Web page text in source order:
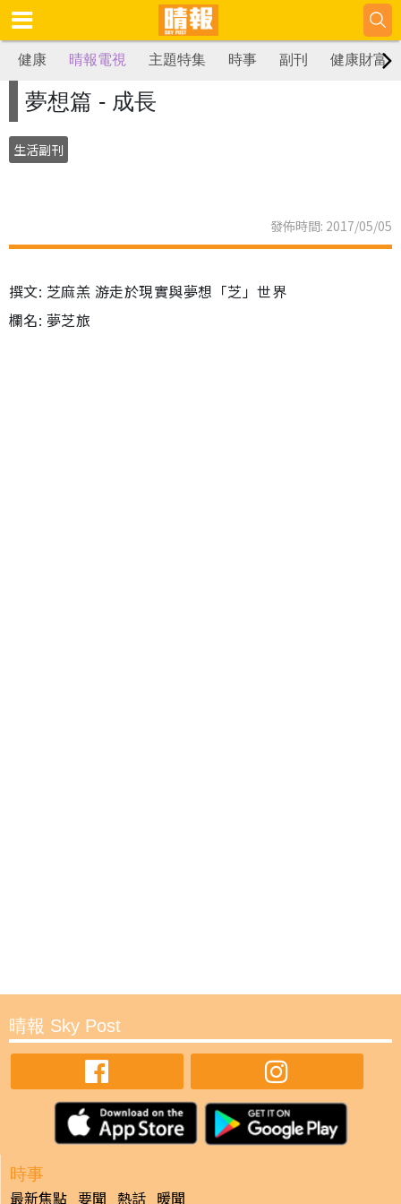
健康 晴報電視 主題特集 時事 副刊 健康財富
夢想篇 - 成長
生活副刊
發佈時間: 2017/05/05
撰文: 芝麻羔 游走於現實與夢想「芝」世界
欄名: 夢芝旅
晴報 Sky Post
時事
最新焦點 要聞 熱話 暖聞